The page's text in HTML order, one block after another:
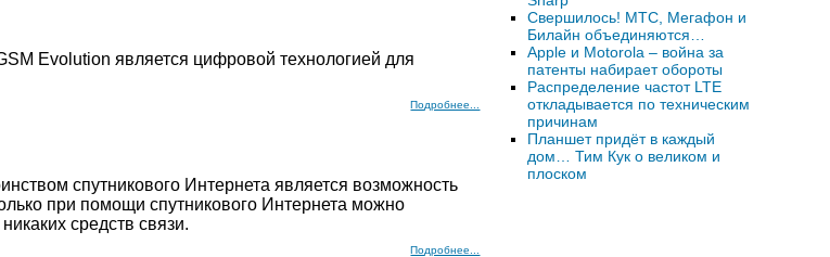
Evolution является цифровой технологией для
Подробнее...
спутникового Интернета является возможность
при помощи спутникового Интернета можно
средств связи.
Подробнее...
Свершилось! МТС, Мегафон и
Билайн объединяются…
Apple и Motorola – война за
патенты набирает обороты
Распределение частот LTE
откладывается по техническим
причинам
Планшет придёт в каждый
дом… Тим Кук о великом и
плоском